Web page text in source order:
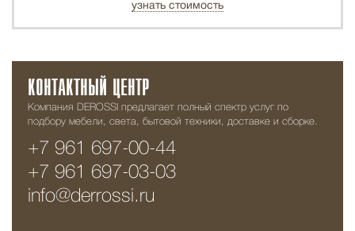
узнать стоимость
КОНТАКТНЫЙ ЦЕНТР
Компания DEROSSI предлагает полный спектр услуг по
подбору мебели, света, бытовой техники, доставке и сборке.
+7 961 697-00-44
+7 961 697-03-03
info@derrossi.ru